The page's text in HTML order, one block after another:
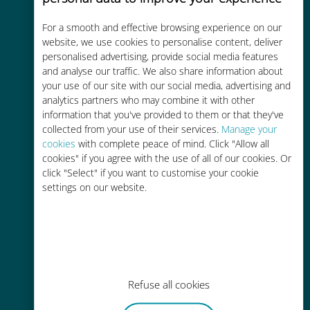
For a smooth and effective browsing experience on our
website, we use cookies to personalise content, deliver
personalised advertising, provide social media features
and analyse our traffic. We also share information about
your use of our site with our social media, advertising and
analytics partners who may combine it with other
information that you've provided to them or that they've
collected from your use of their services. Manage your
cookies with complete peace of mind. Click "Allow all
cookies" if you agree with the use of all of our cookies. Or
click "Select" if you want to customise your cookie
settings on our website.
Refuse all cookies
Kostengünstig
Bis zu 90 % günstiger als Roaming-
Gebühren bei Ihrem bisherigen
Anbieter
Einfaches Aufladen